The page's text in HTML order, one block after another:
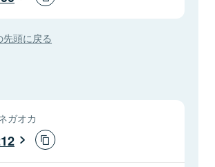
頭に戻る
ガオカ